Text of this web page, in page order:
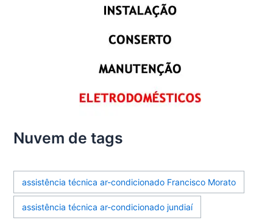
Nuvem de tags
assistência técnica ar-condicionado Francisco Morato
assistência técnica ar-condicionado jundiaí